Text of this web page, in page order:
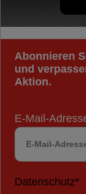
Abonnieren
und
Aktion.
E-Mail-
Datenschutz*